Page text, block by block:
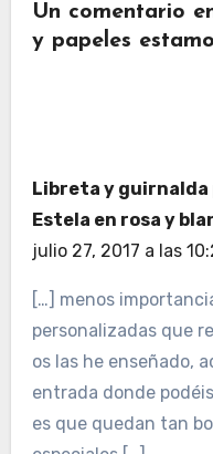
Un comentario
y papeles
Libreta y guirnalda
Estela en rosa y
julio 27, 2017 a las
[…] menos
personalizadas que
os las he enseñado,
entrada donde
es que quedan tan